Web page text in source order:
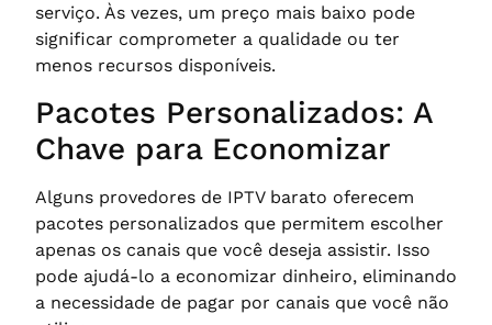
serviço. Às vezes, um preço mais baixo pode
significar comprometer a qualidade ou ter
menos recursos disponíveis.
Pacotes Personalizados: A
Chave para Economizar
Alguns provedores de IPTV barato oferecem
pacotes personalizados que permitem escolher
apenas os canais que você deseja assistir. Isso
pode ajudá-lo a economizar dinheiro, eliminando
a necessidade de pagar por canais que você não